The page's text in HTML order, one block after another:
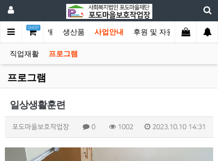
SHOP
메인 기관소개 생산품 사업안내 후원 및 자원봉사 커뮤
직업재활 프로그램
프로그램
일상생활훈련
포도마을보호작업장 0 1002 2023.10.10 14:31